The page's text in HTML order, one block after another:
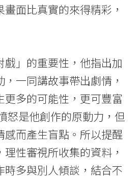
面比真實的來得精彩，
戲」的重要性，他指出加
一同講故事帶出劇情，
更多的可能性，更可豐富
怒是他創作的原動力，但
感而產生盲點。所以提醒
性審視所收集的資料，
時多與別人傾談，結合不